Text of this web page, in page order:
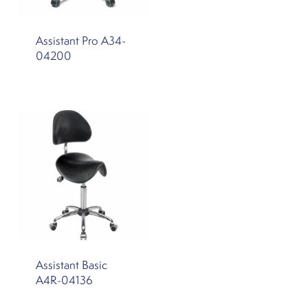
Assistant Pro A34-
04200
Assistant Basic
A4R-04136